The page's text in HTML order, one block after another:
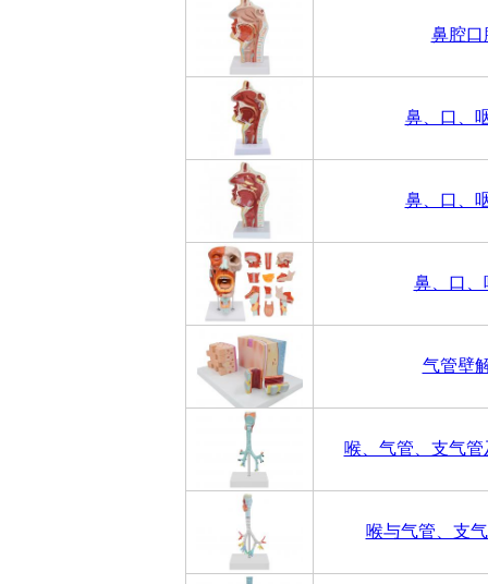
鼻腔口
鼻、口、
鼻、口、
鼻、口、
气管壁
喉、气管、支气
喉与气管、支